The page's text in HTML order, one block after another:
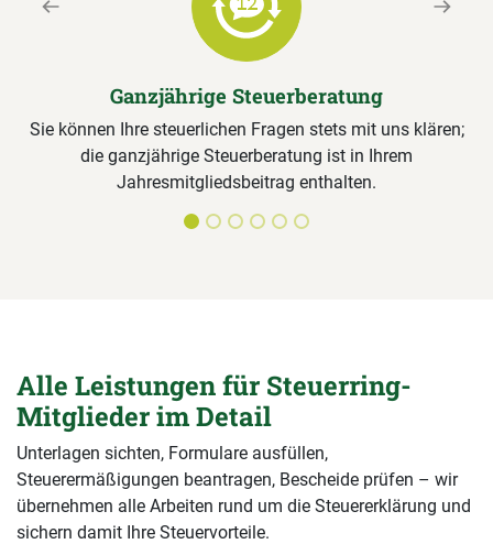
Ganzjährige Steuerberatung
Sie können Ihre steuerlichen Fragen stets mit uns klären;
die ganzjährige Steuerberatung ist in Ihrem
Jahresmitgliedsbeitrag enthalten.
Previous Next
Alle Leistungen für Steuerring-
Mitglieder im Detail
Unterlagen sichten, Formulare ausfüllen,
Steuerermäßigungen beantragen, Bescheide prüfen – wir
übernehmen alle Arbeiten rund um die Steuererklärung und
sichern damit Ihre Steuervorteile.